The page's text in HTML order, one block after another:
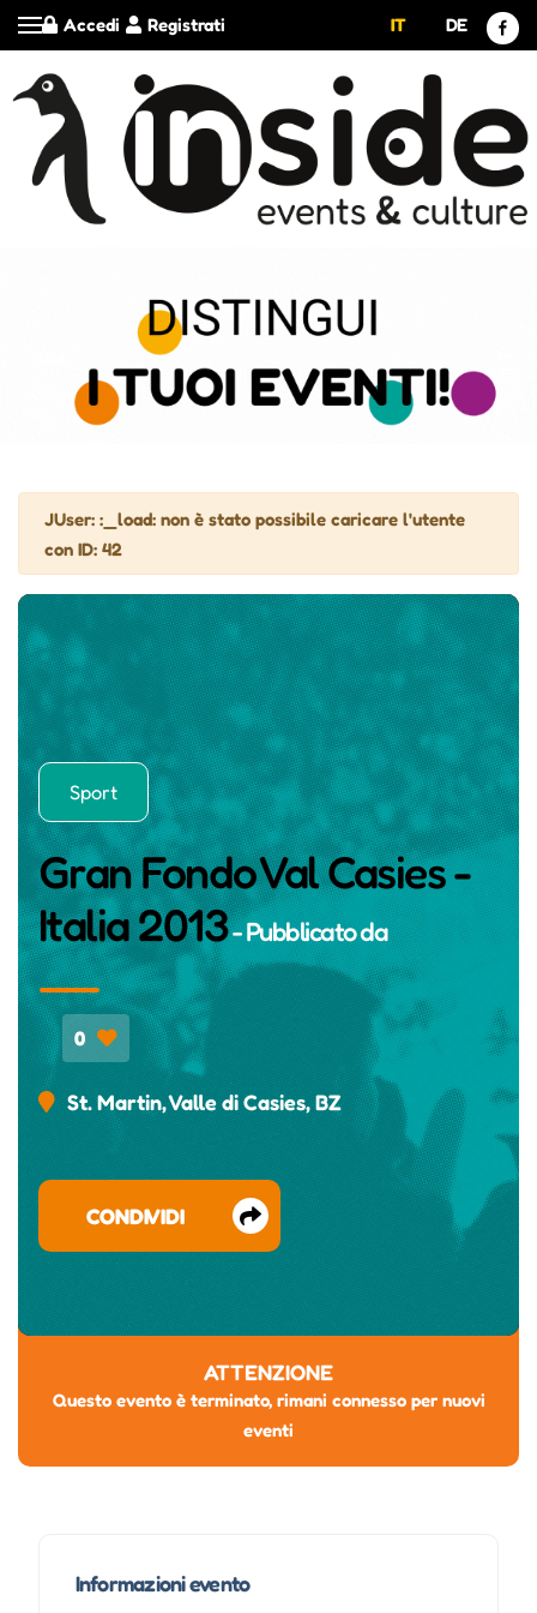
Registrati
Accedi IT DE
Attenzione
JUser: :_load: non è stato possibile caricare l'utente
con ID: 42
Sport
Gran Fondo Val Casies -
Italia 2013- Pubblicato da
0
St. Martin, Valle di Casies, BZ
CONDIVIDI
ATTENZIONE
Questo evento è terminato, rimani connesso per nuovi
eventi
Informazioni evento